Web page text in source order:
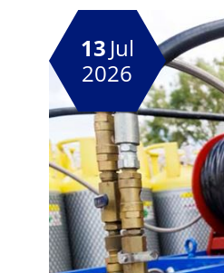
13 Jul
2026